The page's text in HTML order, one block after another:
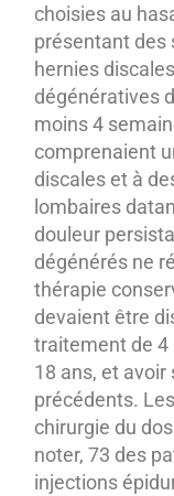
choisies au
présentant des
hernies
dégénératives
moins 4
comprenaient
discales et à
lombaires
douleur
dégénérés ne
thérapie
devaient être
traitement de 4
18 ans, et avoir
précédents.
chirurgie du
noter, 73 des
injections